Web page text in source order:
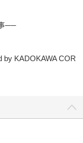
──
by KADOKAWA COR